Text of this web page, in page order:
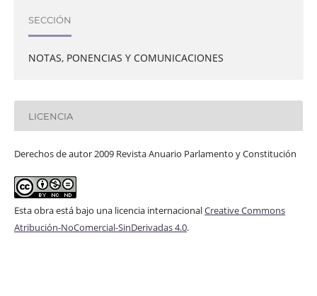
SECCIÓN
NOTAS, PONENCIAS Y COMUNICACIONES
LICENCIA
Derechos de autor 2009 Revista Anuario Parlamento y Constitución
Esta obra está bajo una licencia internacionalCreative Commons
Atribución-NoComercial-SinDerivadas 4.0.